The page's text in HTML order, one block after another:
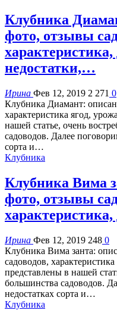
Клубника
фото, отзывы
недостатки,…
Ирина Фев 12, 2019 2 271 0
Клубника Диамант:
характеристика ягод,
нашей статье, очень
садоводов. Далее
сорта и…
Клубника
Клубника Вима
фото, отзывы
Ирина Фев 12, 2019 248 0
Клубника Вима занта:
садоводов,
представлены в нашей
большинства садоводов.
недостатках сорта и…
Клубника